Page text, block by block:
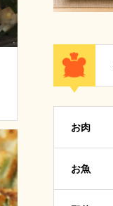
お肉
お魚